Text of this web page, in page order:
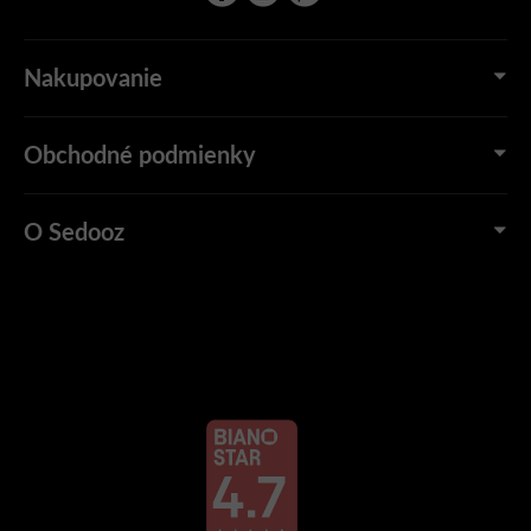
Nakupovanie
Obchodné podmienky
O Sedooz